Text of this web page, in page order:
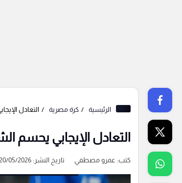
الرئيسية كرة مصرية التعادل
التعادل الإيجابي يحسم
كتب: عمرو مصطفي تاريخ النشر: 20/05/2026